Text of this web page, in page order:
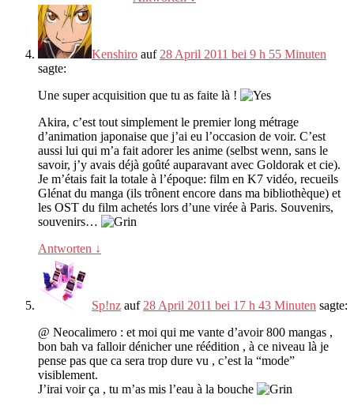
Kenshiro auf 28 April 2011 bei 9 h 55 Minuten
sagte:
Une super acquisition que tu as faite là !
Akira, c’est tout simplement le premier long métrage
d’animation japonaise que j’ai eu l’occasion de voir. C’est
aussi lui qui m’a fait adorer les anime (selbst wenn, sans le
savoir, j’y avais déjà goûté auparavant avec Goldorak et cie).
Je m’étais fait la totale à l’époque: film en K7 vidéo, recueils
Glénat du manga (ils trônent encore dans ma bibliothèque) et
les OST du film achetés lors d’une virée à Paris. Souvenirs,
souvenirs…
Antworten ↓
Sp!nz auf 28 April 2011 bei 17 h 43 Minuten sagte:
@ Neocalimero : et moi qui me vante d’avoir800 mangas ,
bon bah va falloir dénicher une réédition , à ce niveau là je
pense pas que ca sera trop dure vu , c’est la “mode”
visiblement.
J’irai voir ça , tu m’as mis l’eau à la bouche